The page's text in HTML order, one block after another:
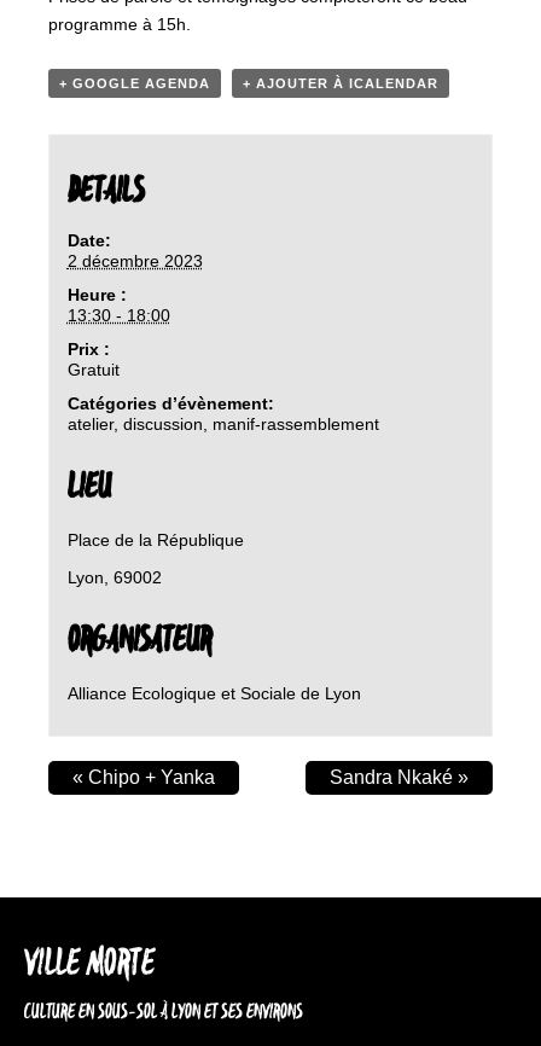
programme à 15h.
+ GOOGLE AGENDA + AJOUTER À ICALENDAR
DETAILS
Date:
2 décembre 2023
Heure :
13:30 - 18:00
Prix :
Gratuit
Catégories d’évènement:
atelier, discussion manif-rassemblement
LIEU
Place de la République
Lyon 69002
ORGANISATEUR
Alliance Ecologique et Sociale de Lyon
« Chipo + Yanka Sandra Nkaké »
VILLE MORTE
CULTURE EN SOUS-SOL À LYON ET SES ENVIRONS